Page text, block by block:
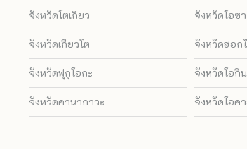
จังหวัดโตเกียว จังหวัดโอซ
จังหวัดเกียวโต จังหวัดฮอก
จังหวัดฟุกุโอกะ จังหวัดโอกิ
จังหวัดคานากาวะ จังหวัดโอค